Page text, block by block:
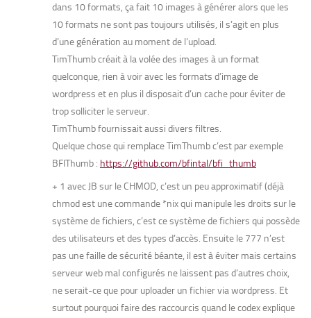
dans 10 formats, ça fait 10 images à générer alors que les
10 formats ne sont pas toujours utilisés, il s’agit en plus
d’une génération au moment de l’upload.
TimThumb créait à la volée des images à un format
quelconque, rien à voir avec les formats d’image de
wordpress et en plus il disposait d’un cache pour éviter de
trop solliciter le serveur.
TimThumb fournissait aussi divers filtres.
Quelque chose qui remplace TimThumb c’est par exemple
BFIThumb : https://github.com/bfintal/bfi_thumb
+ 1 avec JB sur le CHMOD, c’est un peu approximatif (déjà
chmod est une commande *nix qui manipule les droits sur le
système de fichiers, c’est ce système de fichiers qui possède
des utilisateurs et des types d’accès. Ensuite le 777 n’est
pas une faille de sécurité béante, il est à éviter mais certains
serveur web mal configurés ne laissent pas d’autres choix,
ne serait-ce que pour uploader un fichier via wordpress. Et
surtout pourquoi faire des raccourcis quand le codex explique